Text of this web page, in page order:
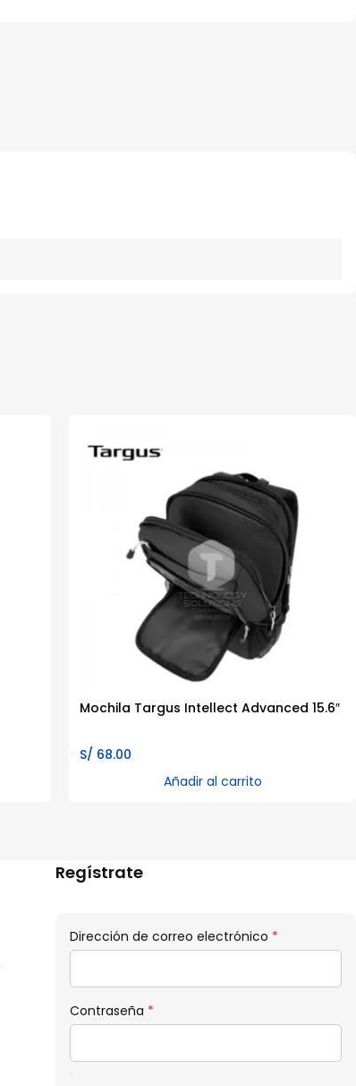
Mochila Targus Intellect Advanced 15.6″
S/ 68.00
Añadir al carrito
Regístrate
Dirección de correo electrónico *
Contraseña *